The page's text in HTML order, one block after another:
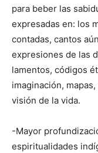
para beber las
expresadas en: los
contadas, cantos
expresiones de las
lamentos, códigos
imaginación,
visión de la vida.
-Mayor
espiritualidades